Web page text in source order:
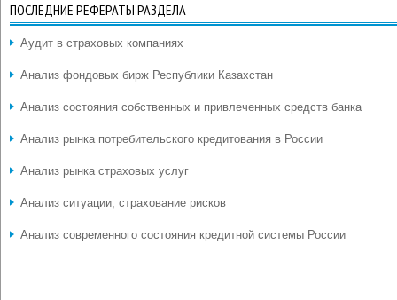
ПОСЛЕДНИЕ РЕФЕРАТЫ РАЗДЕЛА
Аудит в страховых компаниях
Анализ фондовых бирж Республики Казахстан
Анализ состояния собственных и привлеченных средств банка
Анализ рынка потребительского кредитования в России
Анализ рынка страховых услуг
Анализ ситуации, страхование рисков
Анализ современного состояния кредитной системы России